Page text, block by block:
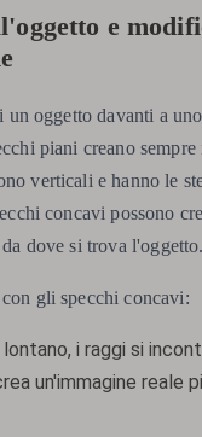
e
oggetto davanti a
piani creano
verticali e hanno le
concavi possono
dove si trova l'oggetto.
gli specchi concavi:
i raggi si
un'immagine reale